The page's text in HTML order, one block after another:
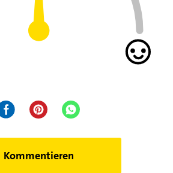
Frost schützen: So kommen sie
Knollen ausgraben und
Draußen oder drinnen?
Kommentieren